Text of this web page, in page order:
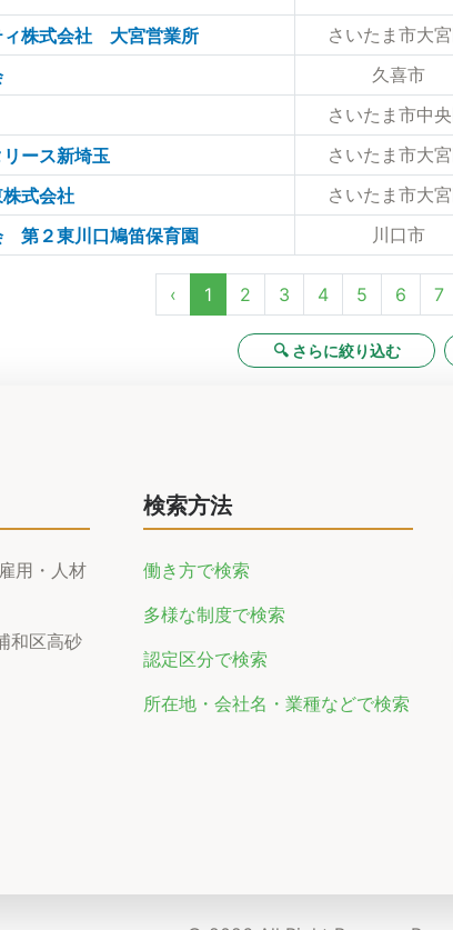
ィ株式会社 大宮営業所 さいたま市大
久喜市
さいたま市中
ース新埼玉
さいたま市大
式会社
さいたま市大
第２東川口鳩笛保育園
川口市
‹ 1 2 3 4 5 6 7
🔍 さらに絞り込む
用・人材
和区高砂
検索方法
働き方で検索
多様な制度で検索
認定区分で検索
所在地・会社名・業種などで検索